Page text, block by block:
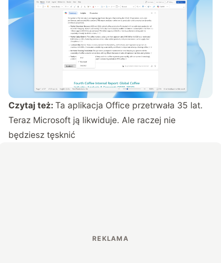
Czytaj też:Ta aplikacja Office przetrwała 35 lat.
Teraz Microsoft ją likwiduje. Ale raczej nie
będziesz tęsknić